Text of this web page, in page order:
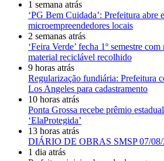
1 semana atrás
‘PG Bem Cuidada’: Prefeitura abre
microempreendedores locais
2 semanas atrás
‘Feira Verde’ fecha 1º semestre
material reciclável recolhido
9 horas atrás
Regularização fundiária: Prefeitura
Los Angeles para cadastramento
10 horas atrás
Ponta Grossa recebe prêmio
‘ElaProtegida’
13 horas atrás
DIÁRIO DE OBRAS SMSP 07/08/
1 dia atrás